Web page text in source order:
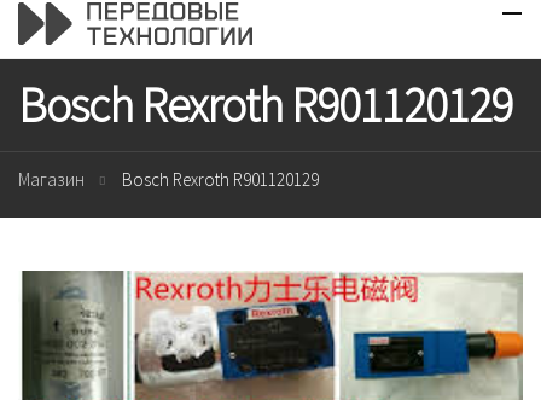
Bosch Rexroth R901120129
Магазин Bosch Rexroth R901120129